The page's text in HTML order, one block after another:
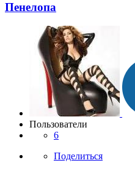
Пенелопа
Пользователи
6
Поделиться